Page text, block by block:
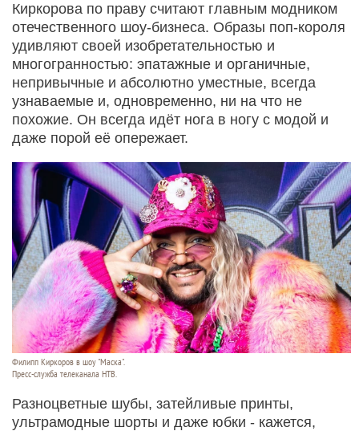
Киркорова по праву считают главным модником
отечественного шоу-бизнеса. Образы поп-короля
удивляют своей изобретательностью и
многогранностью: эпатажные и органичные,
непривычные и абсолютно уместные, всегда
узнаваемые и, одновременно, ни на что не
похожие. Он всегда идёт нога в ногу с модой и
даже порой её опережает.
Филипп Киркоров в шоу "Маска".
Пресс-служба телеканала НТВ.
Разноцветные шубы, затейливые принты,
ультрамодные шорты и даже юбки - кажется,